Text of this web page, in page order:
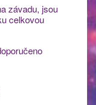
závadu, jsou
celkovou